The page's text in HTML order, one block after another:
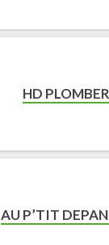
HD
AU P’TIT